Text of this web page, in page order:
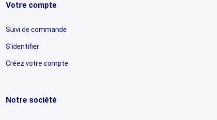
Votre compte
Suivi de commande
S'identifier
Créez votre compte
Notre société